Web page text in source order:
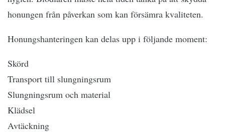
honungen från påverkan som kan försämra kvaliteten.
Honungshanteringen kan delas upp i följande moment:
Skörd
Transport till slungningsrum
Slungningsrum och material
Klädsel
Avtäckning